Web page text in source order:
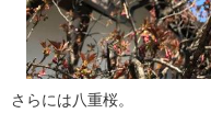
さらには八重桜。